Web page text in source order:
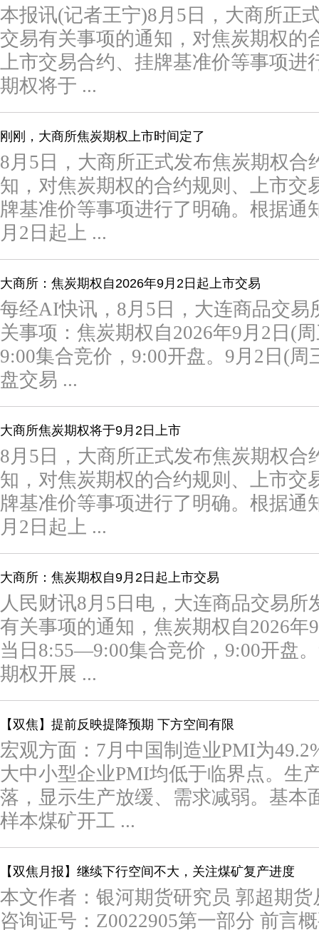
本报讯(记者王宁)8月5日，大商所正
交易有关事项的通知，对焦炭期权的
上市交易合约、挂牌基准价等事项进
期权将于 ...
刚刚，大商所焦炭期权上市时间定了
8月5日，大商所正式发布焦炭期权合
知，对焦炭期权的合约规则、上市交
牌基准价等事项进行了明确。根据通
月2日起上 ...
大商所：焦炭期权自2026年9月2日起上市交易
每经AI快讯，8月5日，大连商品交易
关事项：焦炭期权自2026年9月2日(
9:00集合竞价，9:00开盘。9月2日(
盘交易 ...
大商所焦炭期权将于9月2日上市
8月5日，大商所正式发布焦炭期权合
知，对焦炭期权的合约规则、上市交
牌基准价等事项进行了明确。根据通
月2日起上 ...
大商所：焦炭期权自9月2日起上市交易
人民财讯8月5日电，大连商品交易
有关事项的通知，焦炭期权自2026年
当日8:55—9:00集合竞价，9:00开盘
期权开展 ...
【双焦】提前反映提降预期 下方空间有限
宏观方面：7月中国制造业PMI为
大中小型企业PMI均低于临界点。生
落，显示生产放缓、需求减弱。基本
样本煤矿开工 ...
【双焦月报】继续下行空间不大，关注煤矿复产进度
本文作者：银河期货研究员 郭超期货
咨询证号：Z0022905第一部分 前言